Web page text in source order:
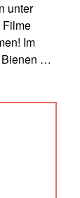
unter
Filme
Im
Bienen …